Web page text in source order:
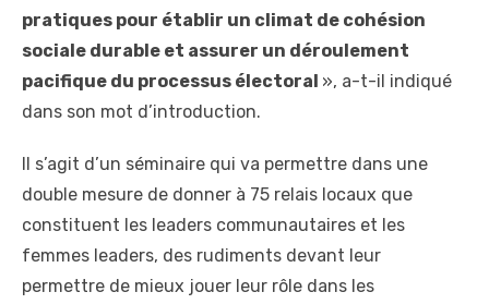
pratiques pour établir un climat de cohésion
sociale durable et assurer un déroulement
pacifique du processus électoral », a-t-il indiqué
dans son mot d’introduction.
Il s’agit d’un séminaire qui va permettre dans une
double mesure de donner à 75 relais locaux que
constituent les leaders communautaires et les
femmes leaders, des rudiments devant leur
permettre de mieux jouer leur rôle dans les